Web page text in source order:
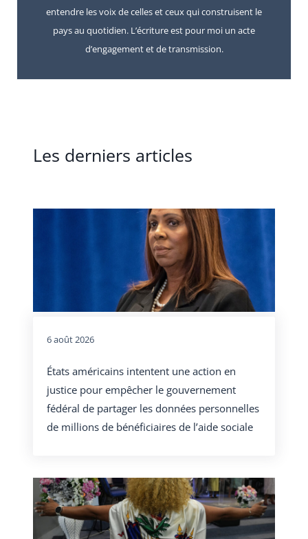
entendre les voix de celles et ceux qui construisent le
pays au quotidien. L’écriture est pour moi un acte
d’engagement et de transmission.
Les derniers articles
6 août 2026
États américains intentent une action en
justice pour empêcher le gouvernement
fédéral de partager les données personnelles
de millions de bénéficiaires de l’aide sociale